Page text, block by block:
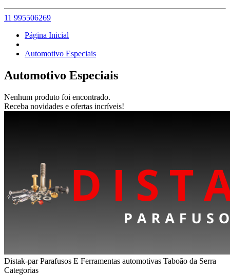
11 995506269
Página Inicial
Automotivo Especiais
Automotivo Especiais
Nenhum produto foi encontrado.
Receba novidades e ofertas incríveis!
Distak-par Parafusos E Ferramentas automotivas Taboão da Serra
Categorias